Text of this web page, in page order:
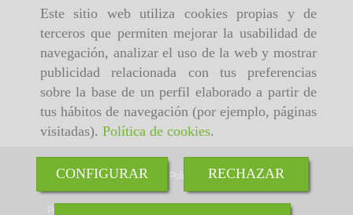
Este sitio web utiliza cookies propias y de
terceros que permiten mejorar la usabilidad de
navegación, analizar el uso de la web y mostrar
publicidad relacionada con tus preferencias
sobre la base de un perfil elaborado a partir de
tus hábitos de navegación (por ejemplo, páginas
visitadas). Política de cookies.
CONFIGURAR RECHAZAR
Inicio Aviso Legal Política de cookies
Política de Privacidad